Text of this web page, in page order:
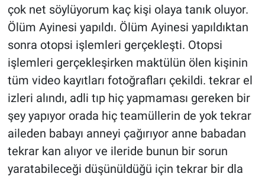
çok net söylüyorum kaç kişi olaya tanık oluyor.
Ölüm Ayinesi yapıldı. Ölüm Ayinesi yapıldıktan
sonra otopsi işlemleri gerçekleşti. Otopsi
işlemleri gerçekleşirken maktülün ölen kişinin
tüm video kayıtları fotoğrafları çekildi. tekrar el
izleri alındı, adli tıp hiç yapmaması gereken bir
şey yapıyor orada hiç teamüllerin de yok tekrar
aileden babayı anneyi çağırıyor anne babadan
tekrar kan alıyor ve ileride bunun bir sorun
yaratabileceği düşünüldüğü için tekrar bir dla